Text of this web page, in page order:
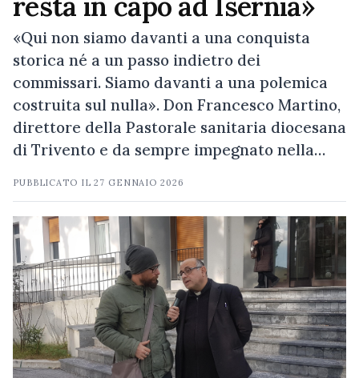
«Qui non siamo davanti a una conquista
storica né a un passo indietro dei
commissari. Siamo davanti a una polemica
costruita sul nulla». Don Francesco Martino,
direttore della Pastorale sanitaria diocesana
di Trivento e da sempre impegnato nella…
PUBBLICATO IL27 GENNAIO 2026